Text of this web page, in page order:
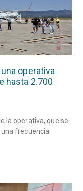
operativa
hasta 2.700
la operativa, que se
frecuencia